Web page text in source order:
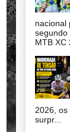
nacional
segundo
MTB XC
2026,
surpr...